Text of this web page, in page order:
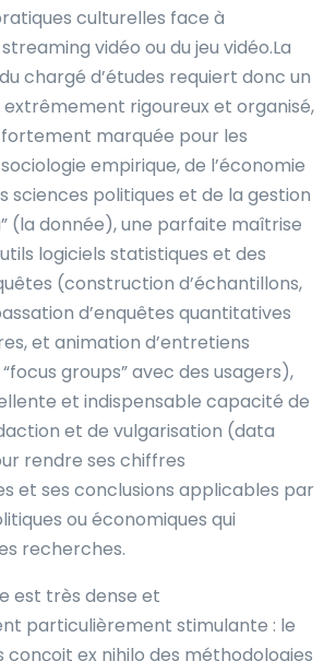
culturelles face à
vidéo ou du jeu vidéo.La
chargé d’études requiert donc un
rigoureux et organisé,
marquée pour les
empirique, de l’économie
sciences politiques et de la gestion
(la donnée), une parfaite maîtrise
logiciels statistiques et des
(construction d’échantillons,
d’enquêtes quantitatives
et animation d’entretiens
groups” avec des usagers),
et indispensable capacité de
et de vulgarisation (data
rendre ses chiffres
et ses conclusions applicables par
ou économiques qui
recherches.
est très dense et
particulièrement stimulante : le
conçoit ex nihilo des méthodologies